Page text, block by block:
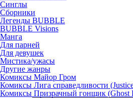
Синглы
Сборники
Легенды BUBBLE
BUBBLE Visions
Манга
Для парней
Для девушек
Мистика/ужасы
Другие жанры
Комиксы Майор Гром
Комиксы Лига справедливости
Комиксы Призрачный гонщик (Ghost